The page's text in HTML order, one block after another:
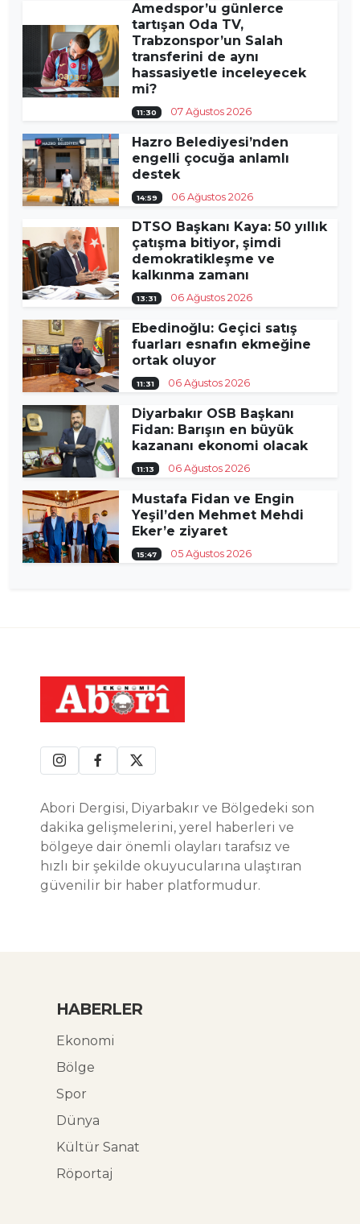
Amedspor’u günlerce
tartışan Oda TV,
Trabzonspor’un Salah
transferini de aynı
hassasiyetle inceleyecek
mi?
11:30 07 Ağustos 2026
Hazro Belediyesi’nden
engelli çocuğa anlamlı
destek
14:59 06 Ağustos 2026
DTSO Başkanı Kaya: 50 yıllık
çatışma bitiyor, şimdi
demokratikleşme ve
kalkınma zamanı
13:31 06 Ağustos 2026
Ebedinoğlu: Geçici satış
fuarları esnafın ekmeğine
ortak oluyor
11:31 06 Ağustos 2026
Diyarbakır OSB Başkanı
Fidan: Barışın en büyük
kazananı ekonomi olacak
11:13 06 Ağustos 2026
Mustafa Fidan ve Engin
Yeşil’den Mehmet Mehdi
Eker’e ziyaret
15:47 05 Ağustos 2026
Abori Dergisi, Diyarbakır ve Bölgedeki son
dakika gelişmelerini, yerel haberleri ve
bölgeye dair önemli olayları tarafsız ve
hızlı bir şekilde okuyucularına ulaştıran
güvenilir bir haber platformudur.
HABERLER
Ekonomi
Bölge
Spor
Dünya
Kültür Sanat
Röportaj